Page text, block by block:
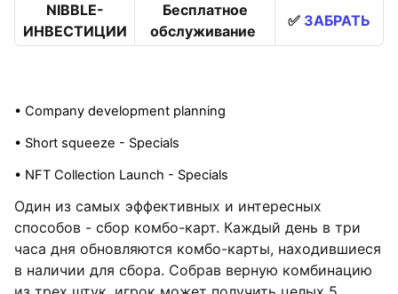
NIBBLE-
ИНВЕСТИЦИИ
Бесплатное
обслуживание
✅ ЗАБРАТЬ
• Company development planning
• Short squeeze - Specials
• NFT Collection Launch - Specials
Один из самых эффективных и интересных
способов - сбор комбо-карт. Каждый день в три
часа дня обновляются комбо-карты, находившиеся
в наличии для сбора. Собрав верную комбинацию